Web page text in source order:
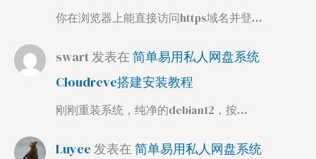
你在浏览器上能直接访问https域名并登…
swart发表在简单易用私人网盘系统
Cloudreve搭建安装教程
刚刚重装系统，纯净的debian12，按…
Luyee 发表在简单易用私人网盘系统